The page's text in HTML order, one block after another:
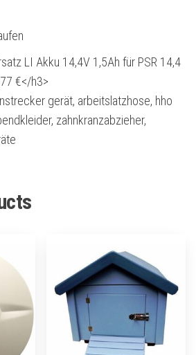
LI Akku 14,4V 1,5Ah für PSR 14,4
€</h3>
gerät, arbeitslatzhose, hho
zahnkranzabzieher,